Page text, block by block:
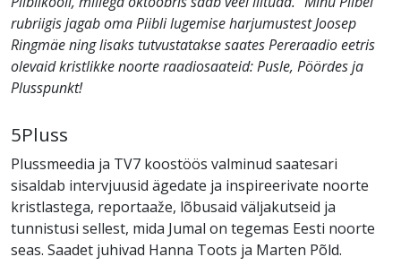
rubriigis jagab oma Piibli lugemise harjumustest Joosep
Ringmäe ning lisaks tutvustatakse saates Pereraadio eetris
olevaid kristlikke noorte raadiosaateid: Pusle, Pöördes ja
Plusspunkt!
5Pluss
Plussmeedia ja TV7 koostöös valminud saatesari
sisaldab intervjuusid ägedate ja inspireerivate noorte
kristlastega, reportaaže, lõbusaid väljakutseid ja
tunnistusi sellest, mida Jumal on tegemas Eesti noorte
seas. Saadet juhivad Hanna Toots ja Marten Põld.